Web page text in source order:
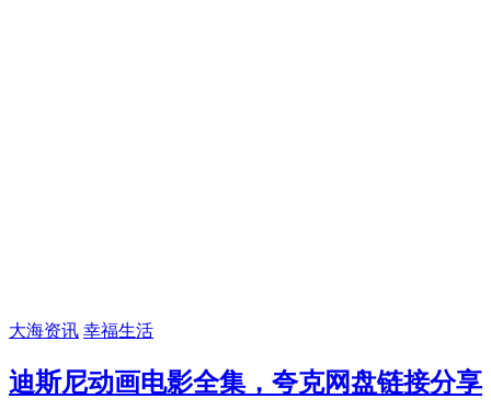
大海资讯 幸福生活
迪斯尼动画电影全集，夸克网盘链接分享